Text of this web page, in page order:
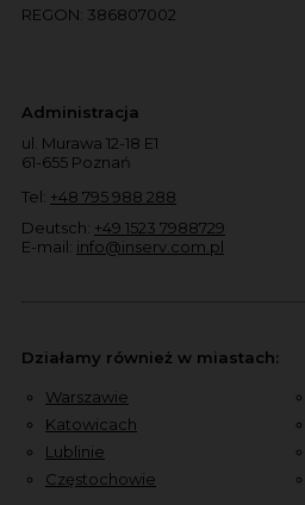
REGON: 386807002
Administracja
ul. Murawa 12-18 E1
61-655 Poznań
Tel: +48 795 988 288
Deutsch: +49 1523 7988729
E-mail: info@inserv.com.pl
Działamy również w miastach:
Warszawie
Katowicach
Lublinie
Częstochowie